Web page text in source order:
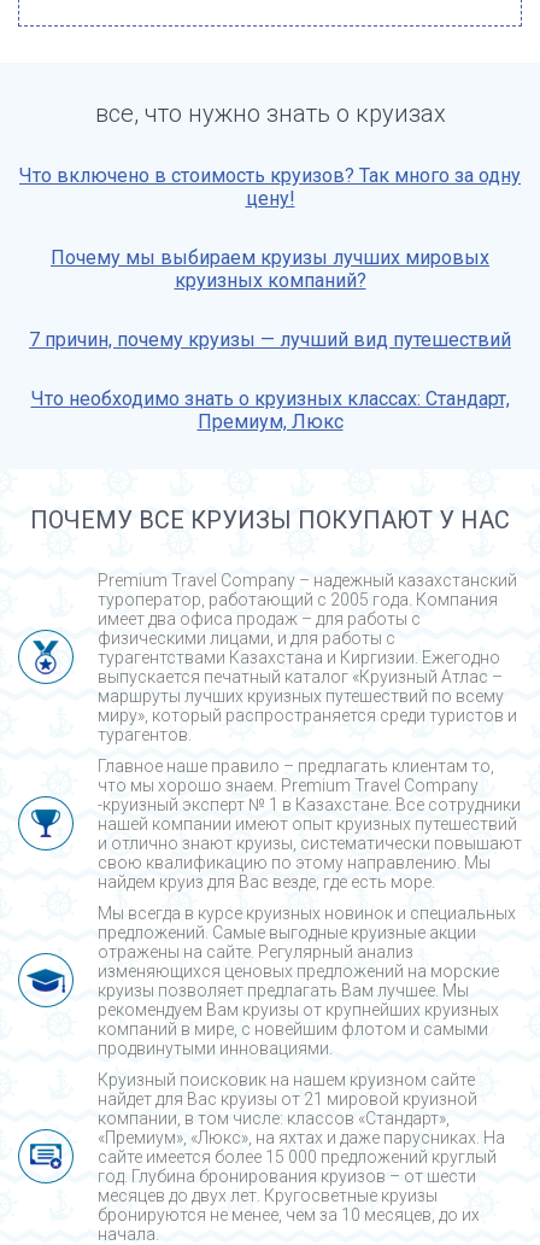
все, что нужно знать о круизах
Что включено в стоимость круизов? Так много за одну
цену!
Почему мы выбираем круизы лучших мировых
круизных компаний?
7 причин, почему круизы — лучший вид путешествий
Что необходимо знать о круизных классах: Стандарт,
Премиум, Люкс
ПОЧЕМУ ВСЕ КРУИЗЫ ПОКУПАЮТ У НАС
Premium Travel Company – надежный казахстанский
туроператор, работающий с 2005 года. Компания
имеет два офиса продаж – для работы с
физическими лицами, и для работы с
турагентствами Казахстана и Киргизии. Ежегодно
выпускается печатный каталог «Круизный Атлас –
маршруты лучших круизных путешествий по всему
миру», который распространяется среди туристов и
турагентов.
Главное наше правило – предлагать клиентам то,
что мы хорошо знаем. Premium Travel Company
-круизный эксперт № 1 в Казахстане. Все сотрудники
нашей компании имеют опыт круизных путешествий
и отлично знают круизы, систематически повышают
свою квалификацию по этому направлению. Мы
найдем круиз для Вас везде, где есть море.
Мы всегда в курсе круизных новинок и специальных
предложений. Самые выгодные круизные акции
отражены на сайте. Регулярный анализ
изменяющихся ценовых предложений на морские
круизы позволяет предлагать Вам лучшее. Мы
рекомендуем Вам круизы от крупнейших круизных
компаний в мире, с новейшим флотом и самыми
продвинутыми инновациями.
Круизный поисковик на нашем круизном сайте
найдет для Вас круизы от 21 мировой круизной
компании, в том числе: классов «Стандарт»,
«Премиум», «Люкс», на яхтах и даже парусниках. На
сайте имеется более 15 000 предложений круглый
год. Глубина бронирования круизов – от шести
месяцев до двух лет. Кругосветные круизы
бронируются не менее, чем за 10 месяцев, до их
начала.